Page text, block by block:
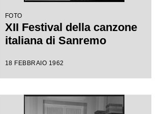
FOTO
XII Festival della canzone
italiana di Sanremo
18 FEBBRAIO 1962